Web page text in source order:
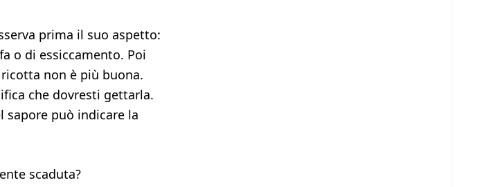
prima il suo aspetto:
o di essiccamento. Poi
non è più buona.
che dovresti gettarla.
sapore può indicare la
scaduta?